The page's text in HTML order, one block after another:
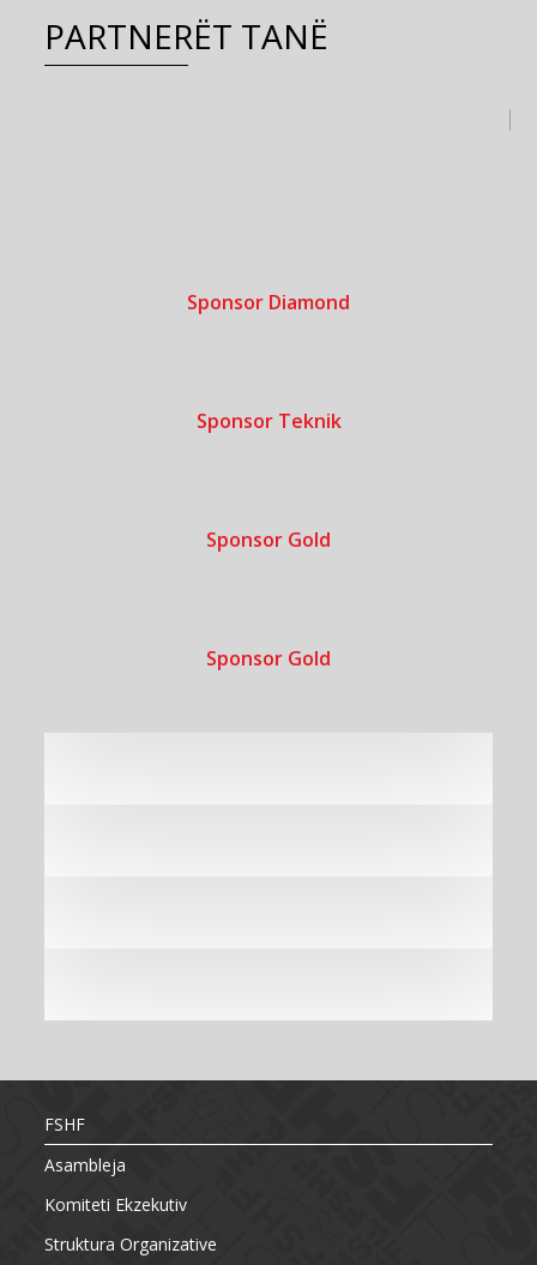
PARTNERËT TANË
Sponsor Diamond
Sponsor Teknik
Sponsor Gold
Sponsor Gold
FSHF
Asambleja
Komiteti Ekzekutiv
Struktura Organizative